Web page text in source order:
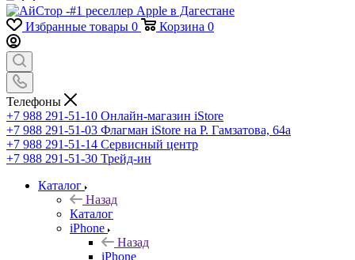
Избранные товары 0 Корзина 0
Телефоны
+7 988 291-51-10 Онлайн-магазин iStore
+7 988 291-51-03 Флагман iStore на Р. Гамзатова, 64а
+7 988 291-51-14 Сервисный центр
+7 988 291-51-30 Трейд-ин
Каталог
Назад
Каталог
iPhone
Назад
iPhone